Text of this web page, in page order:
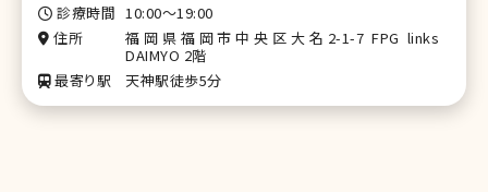
診療時間 10:00〜19:00
住所
福岡県福岡市中央区大名2-1-7 FPG links
DAIMYO 2階
最寄り駅
天神駅徒歩5分